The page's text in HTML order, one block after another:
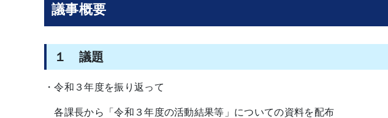
議事概要
１ 議題
・令和３年度を振り返って
各課長から「令和３年度の活動結果等」についての資料を配布